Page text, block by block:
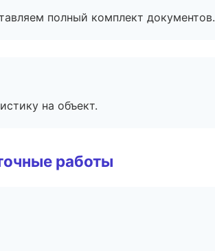
полный комплект документов.
на объект.
работы